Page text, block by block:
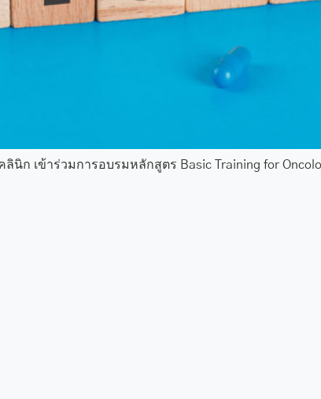
ก เข้าร่วมการอบรมหลักสูตร Basic Training for